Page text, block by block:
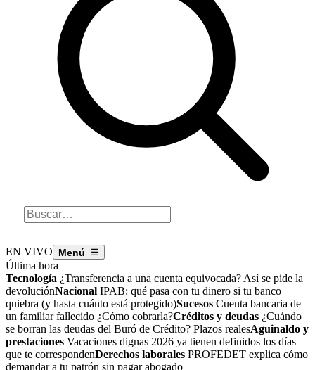
EN VIVO ☰
Última hora
Tecnología ¿Transferencia a una cuenta equivocada? Así se pide la
devoluciónNacional IPAB: qué pasa con tu dinero si tu banco
quiebra (y hasta cuánto está protegido)Sucesos Cuenta bancaria de
un familiar fallecido ¿Cómo cobrarla?Créditos y deudas ¿Cuándo
se borran las deudas del Buró de Crédito? Plazos realesAguinaldo y
prestaciones Vacaciones dignas 2026 ya tienen definidos los días
que te correspondenDerechos laborales PROFEDET explica cómo
demandar a tu patrón sin pagar abogado